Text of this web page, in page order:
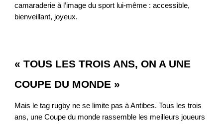
camaraderie à l’image du sport lui-même : accessible,
bienveillant, joyeux.
« TOUS LES TROIS ANS, ON A UNE
COUPE DU MONDE »
Mais le tag rugby ne se limite pas à Antibes. Tous les trois
ans, une Coupe du monde rassemble les meilleurs joueurs